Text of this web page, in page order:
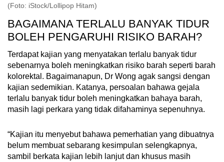
(Foto: iStock/Lollipop Hitam)
BAGAIMANA TERLALU BANYAK TIDUR
BOLEH PENGARUHI RISIKO BARAH?
Terdapat kajian yang menyatakan terlalu banyak tidur
sebenarnya boleh meningkatkan risiko barah seperti barah
kolorektal. Bagaimanapun, Dr Wong agak sangsi dengan
kajian sedemikian. Katanya, persoalan bahawa gejala
terlalu banyak tidur boleh meningkatkan bahaya barah,
masih lagi perkara yang tidak difahaminya sepenuhnya.
“Kajian itu menyebut bahawa pemerhatian yang dibuatnya
belum membuat sebarang kesimpulan selengkapnya,
sambil berkata kajian lebih lanjut dan khusus masih